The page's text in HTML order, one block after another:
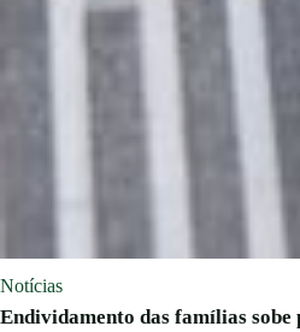
Notícias
Endividamento das famílias